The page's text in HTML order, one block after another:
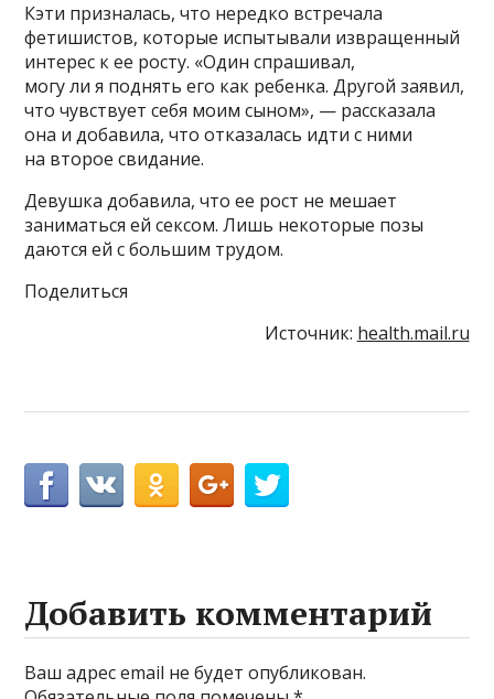
Кэти призналась, что нередко встречала
фетишистов, которые испытывали извращенный
интерес к ее росту. «Один спрашивал,
могу ли я поднять его как ребенка. Другой заявил,
что чувствует себя моим сыном», — рассказала
она и добавила, что отказалась идти с ними
на второе свидание.
Девушка добавила, что ее рост не мешает
заниматься ей сексом. Лишь некоторые позы
даются ей с большим трудом.
Поделиться
Источник: health.mail.ru
Добавить комментарий
Ваш адрес email не будет опубликован.